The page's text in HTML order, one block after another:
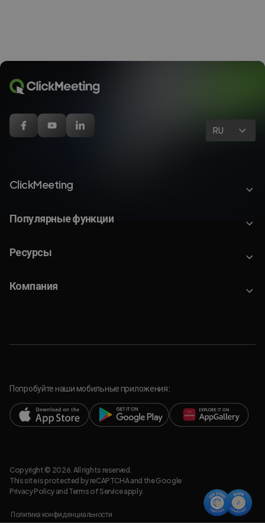
RU
ClickMeeting
Популярные функции
Ресурсы
Компания
Попробуйте наши мобильные приложения:
Copyright © 2026. All rights reserved.
This site is protected by reCAPTCHA and the Google
Privacy Policyand Terms of Serviceapply.
Политика конфиденциальности